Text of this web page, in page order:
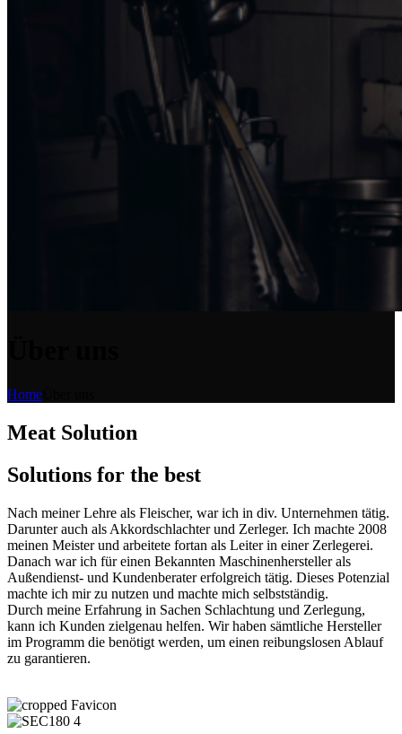
Home
Meat Solution
Solutions for the best
Nach meiner Lehre als Fleischer, war ich in div. Unternehmen tätig.
Darunter auch als Akkordschlachter und Zerleger. Ich machte 2008
meinen Meister und arbeitete fortan als Leiter in einer Zerlegerei.
Danach war ich für einen Bekannten Maschinenhersteller als
Außendienst- und Kundenberater erfolgreich tätig. Dieses Potenzial
machte ich mir zu nutzen und machte mich selbstständig.
Durch meine Erfahrung in Sachen Schlachtung und Zerlegung,
kann ich Kunden zielgenau helfen. Wir haben sämtliche Hersteller
im Programm die benötigt werden, um einen reibungslosen Ablauf
zu garantieren.